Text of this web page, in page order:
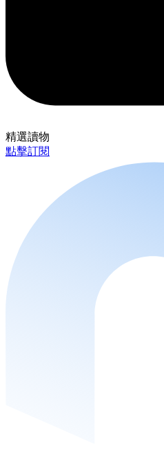
精選讀物
點擊訂閱